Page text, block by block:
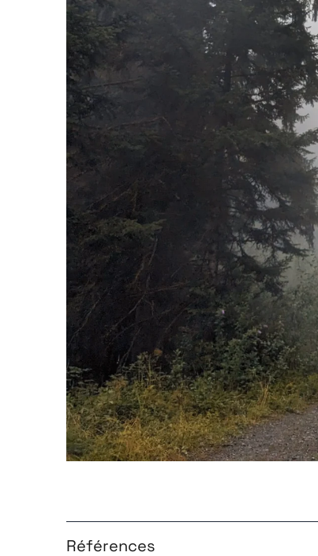
Références